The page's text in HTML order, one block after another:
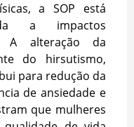
a SOP está
a impactos
A alteração da
do hirsutismo,
para redução da
de ansiedade e
que mulheres